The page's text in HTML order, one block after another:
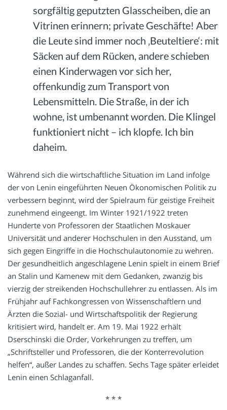
sorgfältig geputzten Glasscheiben, die an
Vitrinen erinnern; private Geschäfte! Aber
die Leute sind immer noch ‚Beuteltiere‘: mit
Säcken auf dem Rücken, andere schieben
einen Kinderwagen vor sich her,
offenkundig zum Transport von
Lebensmitteln. Die Straße, in der ich
wohne, ist umbenannt worden. Die Klingel
funktioniert nicht – ich klopfe. Ich bin
daheim.
Während sich die wirtschaftliche Situation im Land infolge
der von Lenin eingeführten Neuen Ökonomischen Politik zu
verbessern beginnt, wird der Spielraum für geistige Freiheit
zunehmend eingeengt. Im Winter 1921/1922 treten
Hunderte von Professoren der Staatlichen Moskauer
Universität und anderer Hochschulen in den Ausstand, um
sich gegen Eingriffe in die Hochschulautonomie zu wehren.
Der gesundheitlich angeschlagene Lenin spielt in einem Brief
an Stalin und Kamenew mit dem Gedanken, zwanzig bis
vierzig der streikenden Hochschullehrer zu entlassen. Als im
Frühjahr auf Fachkongressen von Wissenschaftlern und
Ärzten die Sozial- und Wirtschaftspolitik der Regierung
kritisiert wird, handelt er. Am 19. Mai 1922 erhält
Dserschinski die Order, Vorkehrungen zu treffen, um
„Schriftsteller und Professoren, die der Konterrevolution
helfen“, außer Landes zu schaffen. Sechs Tage später erleidet
Lenin einen Schlaganfall.
* * *